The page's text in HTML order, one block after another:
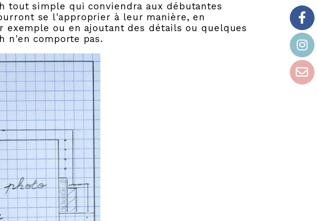
tout simple qui conviendra aux débutantes
se l'approprier à leur manière, en
exemple ou en ajoutant des détails ou quelques
n'en comporte pas.